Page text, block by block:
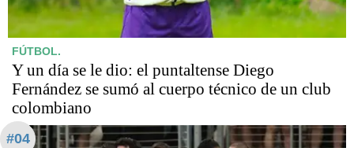
FÚTBOL.
Y un día se le dio: el puntaltense Diego
Fernández se sumó al cuerpo técnico de un club
colombiano
#04